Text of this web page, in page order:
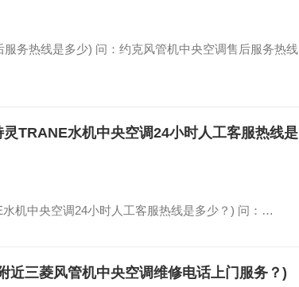
务热线是多少) 问：约克风管机中央空调售后服务热线
TRANE水机中央空调24小时人工客服热线是
机中央空调24小时人工客服热线是多少？) 问：…
近三菱风管机中央空调维修电话上门服务？)